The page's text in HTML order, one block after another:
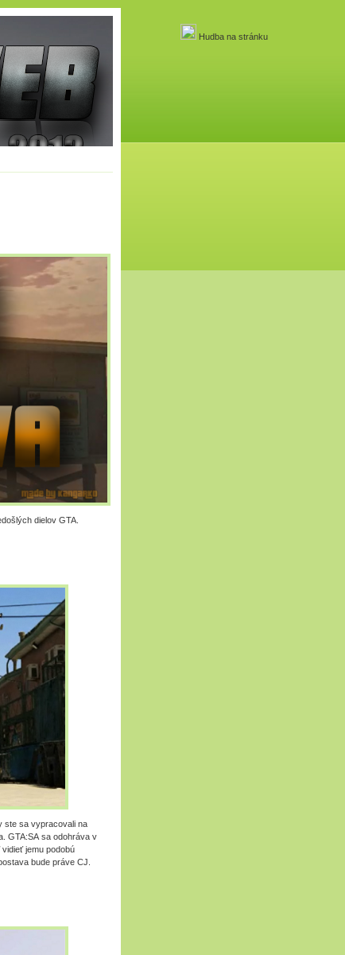
Hudba na stránku
dielov GTA.
ste sa vypracovali na
GTA:SA sa odohráva v
jemu podobú
bude práve CJ.